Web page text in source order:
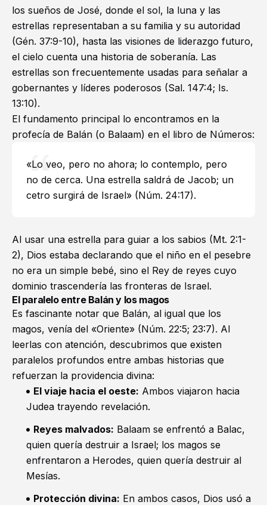
los sueños de José, donde el sol, la luna y las
estrellas representaban a su familia y su autoridad
(Gén. 37:9-10), hasta las visiones de liderazgo futuro,
el cielo cuenta una historia de soberanía. Las
estrellas son frecuentemente usadas para señalar a
gobernantes y líderes poderosos (Sal. 147:4; Is.
13:10).
El fundamento principal lo encontramos en la
profecía de Balán (o Balaam) en el libro de Números:
«Lo veo, pero no ahora; lo contemplo, pero
no de cerca. Una estrella saldrá de Jacob; un
cetro surgirá de Israel» (Núm. 24:17).
Al usar una estrella para guiar a los sabios (Mt. 2:1-
2), Dios estaba declarando que el niño en el pesebre
no era un simple bebé, sino el Rey de reyes cuyo
dominio trascendería las fronteras de Israel.
El paralelo entre Balán y los magos
Es fascinante notar que Balán, al igual que los
magos, venía del «Oriente» (Núm. 22:5; 23:7). Al
leerlas con atención, descubrimos que existen
paralelos profundos entre ambas historias que
refuerzan la providencia divina:
El viaje hacia el oeste: Ambos viajaron hacia
Judea trayendo revelación.
Reyes malvados: Balaam se enfrentó a Balac,
quien quería destruir a Israel; los magos se
enfrentaron a Herodes, quien quería destruir al
Mesías.
Protección divina: En ambos casos, Dios usó a